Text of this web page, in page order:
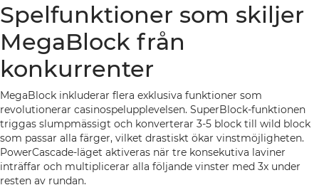
Spelfunktioner som skiljer
MegaBlock från
konkurrenter
MegaBlock inkluderar flera exklusiva funktioner som
revolutionerar casinospelupplevelsen. SuperBlock-funktionen
triggas slumpmässigt och konverterar 3-5 block till wild block
som passar alla färger, vilket drastiskt ökar vinstmöjligheten.
PowerCascade-läget aktiveras när tre konsekutiva laviner
inträffar och multiplicerar alla följande vinster med 3x under
resten av rundan.